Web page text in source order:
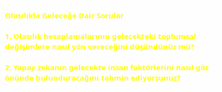
Olasılıkla Geleceğe Dair Sorular
1. Olasılık hesaplamalarının gelecekteki toplumsal
değişimlere nasıl yön vereceğini düşündünüz mü?
2. Yapay zekanın gelecekte insan faktörlerini nasıl göz
önünde bulunduracağını tahmin ediyorsunuz?